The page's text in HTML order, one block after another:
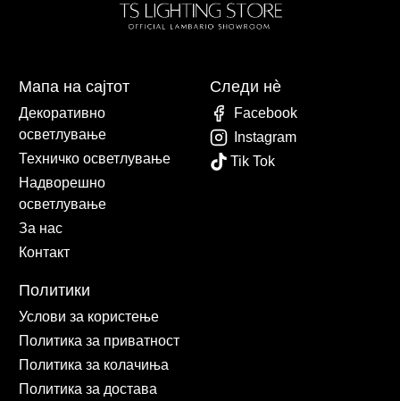
Мапа на сајтот
Декоративно
осветлување
Техничко осветлување
Надворешно
осветлување
За нас
Контакт
Политики
Услови за користење
Политика за приватност
Политика за колачиња
Политика за достава
Следи нè
Facebook
Instagram
Tik Tok